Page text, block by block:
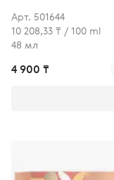
Арт. 501644
10 208,33 ₸ / 100 ml
48 мл
4 900 ₸